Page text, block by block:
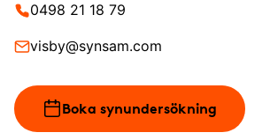
0498 21 18 79
visby@synsam.com
Boka synundersökning